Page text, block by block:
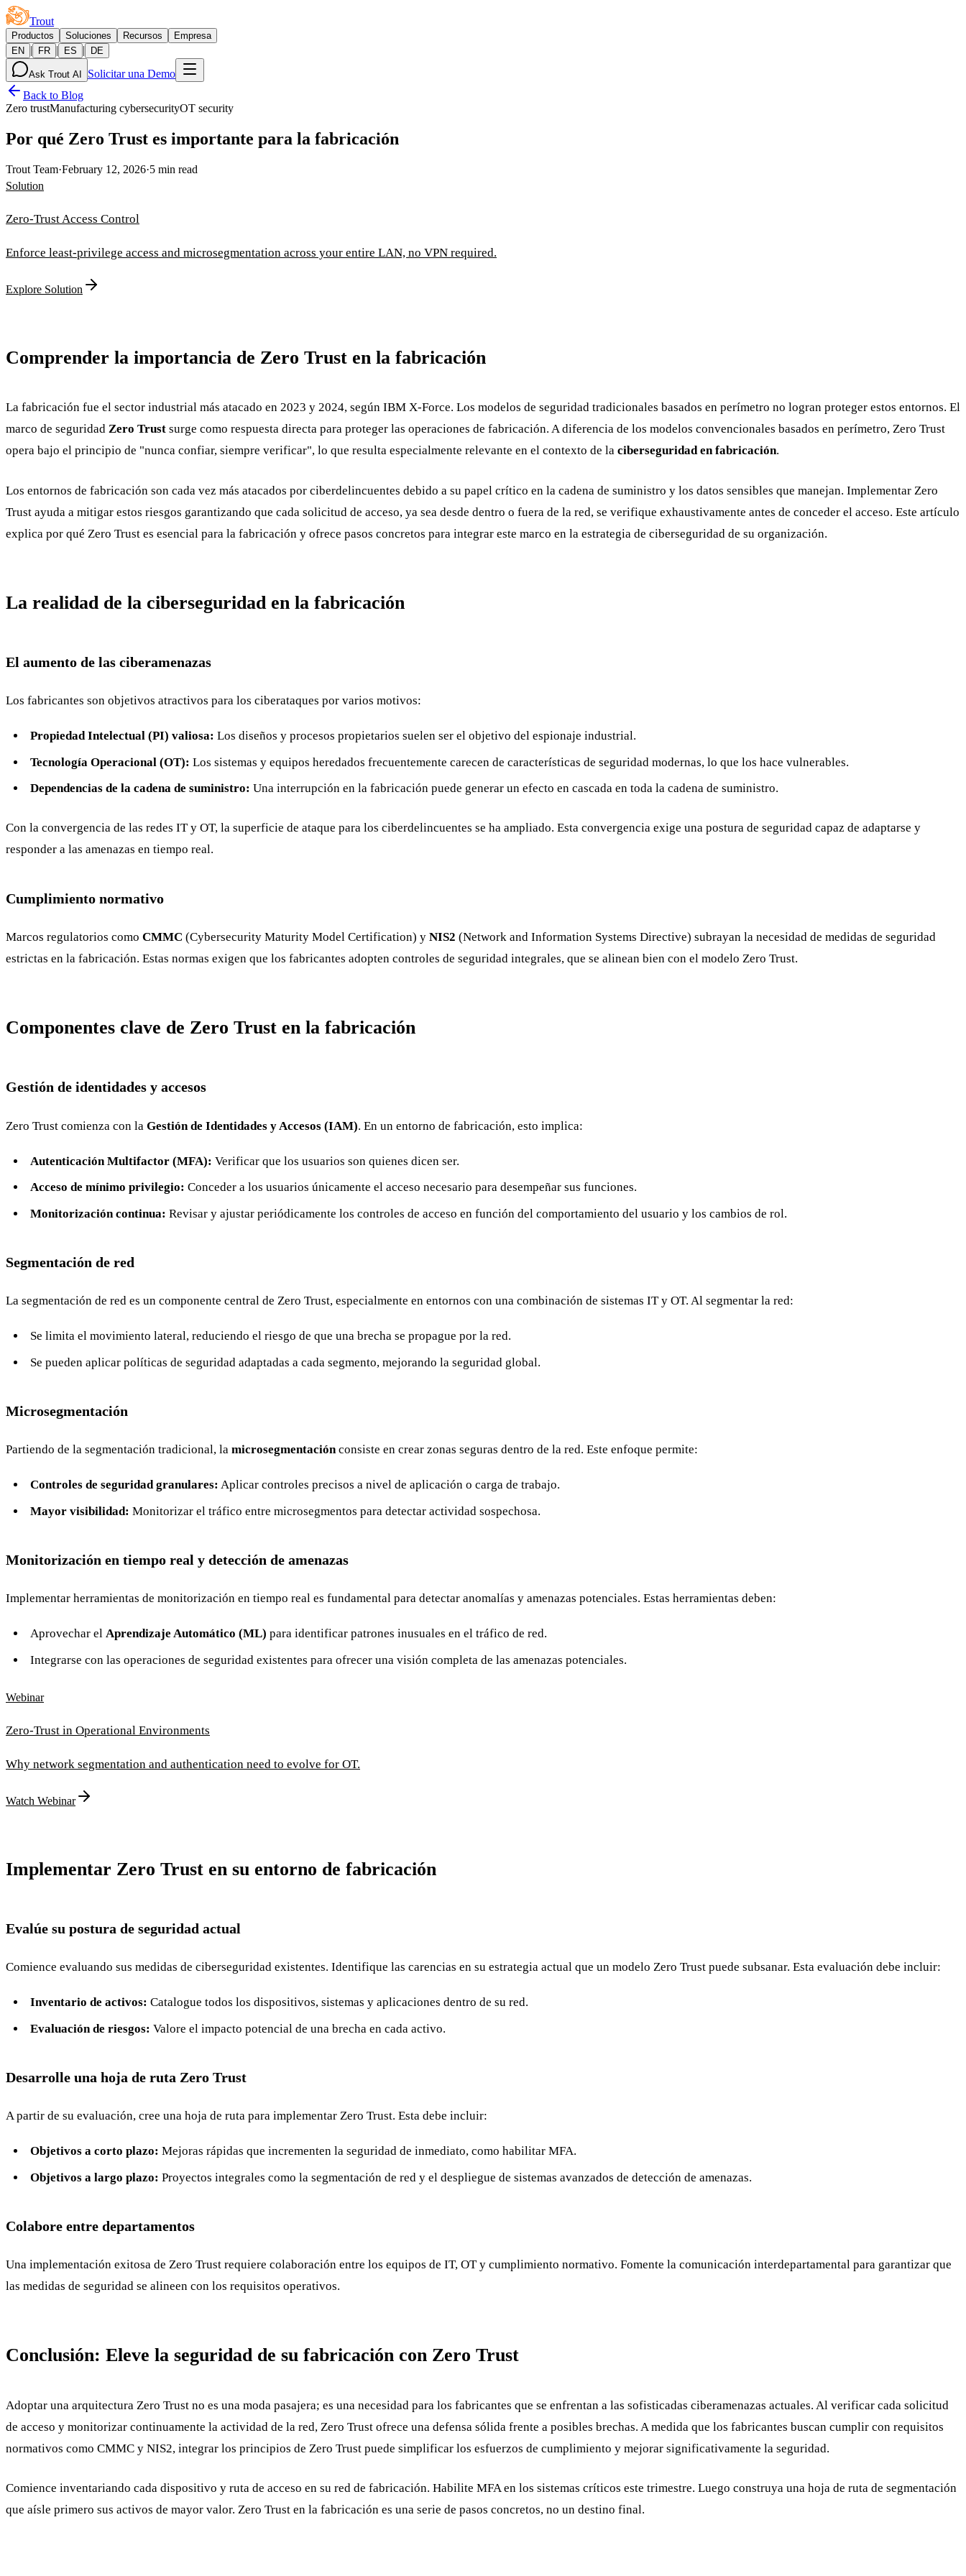
Trout
Productos Soluciones Recursos
Empresa
EN
| FR | ES | DE
Ask Trout AI
Solicitar una Demo
Back to Blog
Zero trustManufacturing cybersecurityOT security
Por qué Zero Trust es importante para la fabricación
Trout Team·February 12, 2026·5 min read
Solution
Zero-Trust Access Control
Enforce least-privilege access and microsegmentation across your entire LAN, no VPN required.
Explore Solution
Comprender la importancia de Zero Trust en la fabricación
La fabricación fue el sector industrial más atacado en 2023 y 2024, según IBM X-Force. Los modelos de seguridad tradicionales basados en perímetro no logran proteger estos entornos. El
marco de seguridad Zero Trust surge como respuesta directa para proteger las operaciones de fabricación. A diferencia de los modelos convencionales basados en perímetro, Zero Trust
opera bajo el principio de "nunca confiar, siempre verificar", lo que resulta especialmente relevante en el contexto de la ciberseguridad en fabricación.
Los entornos de fabricación son cada vez más atacados por ciberdelincuentes debido a su papel crítico en la cadena de suministro y los datos sensibles que manejan. Implementar Zero
Trust ayuda a mitigar estos riesgos garantizando que cada solicitud de acceso, ya sea desde dentro o fuera de la red, se verifique exhaustivamente antes de conceder el acceso. Este artículo
explica por qué Zero Trust es esencial para la fabricación y ofrece pasos concretos para integrar este marco en la estrategia de ciberseguridad de su organización.
La realidad de la ciberseguridad en la fabricación
El aumento de las ciberamenazas
Los fabricantes son objetivos atractivos para los ciberataques por varios motivos:
Propiedad Intelectual (PI) valiosa: Los diseños y procesos propietarios suelen ser el objetivo del espionaje industrial.
Tecnología Operacional (OT): Los sistemas y equipos heredados frecuentemente carecen de características de seguridad modernas, lo que los hace vulnerables.
Dependencias de la cadena de suministro: Una interrupción en la fabricación puede generar un efecto en cascada en toda la cadena de suministro.
Con la convergencia de las redes IT y OT, la superficie de ataque para los ciberdelincuentes se ha ampliado. Esta convergencia exige una postura de seguridad capaz de adaptarse y
responder a las amenazas en tiempo real.
Cumplimiento normativo
Marcos regulatorios como CMMC (Cybersecurity Maturity Model Certification) y NIS2 (Network and Information Systems Directive) subrayan la necesidad de medidas de seguridad
estrictas en la fabricación. Estas normas exigen que los fabricantes adopten controles de seguridad integrales, que se alinean bien con el modelo Zero Trust.
Componentes clave de Zero Trust en la fabricación
Gestión de identidades y accesos
Zero Trust comienza con la Gestión de Identidades y Accesos (IAM). En un entorno de fabricación, esto implica:
Autenticación Multifactor (MFA): Verificar que los usuarios son quienes dicen ser.
Acceso de mínimo privilegio: Conceder a los usuarios únicamente el acceso necesario para desempeñar sus funciones.
Monitorización continua: Revisar y ajustar periódicamente los controles de acceso en función del comportamiento del usuario y los cambios de rol.
Segmentación de red
La segmentación de red es un componente central de Zero Trust, especialmente en entornos con una combinación de sistemas IT y OT. Al segmentar la red:
Se limita el movimiento lateral, reduciendo el riesgo de que una brecha se propague por la red.
Se pueden aplicar políticas de seguridad adaptadas a cada segmento, mejorando la seguridad global.
Microsegmentación
Partiendo de la segmentación tradicional, la microsegmentaciónconsiste en crear zonas seguras dentro de la red. Este enfoque permite:
Controles de seguridad granulares: Aplicar controles precisos a nivel de aplicación o carga de trabajo.
Mayor visibilidad: Monitorizar el tráfico entre microsegmentos para detectar actividad sospechosa.
Monitorización en tiempo real y detección de amenazas
Implementar herramientas de monitorización en tiempo real es fundamental para detectar anomalías y amenazas potenciales. Estas herramientas deben:
Aprovechar el Aprendizaje Automático (ML) para identificar patrones inusuales en el tráfico de red.
Integrarse con las operaciones de seguridad existentes para ofrecer una visión completa de las amenazas potenciales.
Webinar
Zero-Trust in Operational Environments
Why network segmentation and authentication need to evolve for OT.
Watch Webinar
Implementar Zero Trust en su entorno de fabricación
Evalúe su postura de seguridad actual
Comience evaluando sus medidas de ciberseguridad existentes. Identifique las carencias en su estrategia actual que un modelo Zero Trust puede subsanar. Esta evaluación debe incluir:
Inventario de activos: Catalogue todos los dispositivos, sistemas y aplicaciones dentro de su red.
Evaluación de riesgos: Valore el impacto potencial de una brecha en cada activo.
Desarrolle una hoja de ruta Zero Trust
A partir de su evaluación, cree una hoja de ruta para implementar Zero Trust. Esta debe incluir:
Objetivos a corto plazo: Mejoras rápidas que incrementen la seguridad de inmediato, como habilitar MFA.
Objetivos a largo plazo: Proyectos integrales como la segmentación de red y el despliegue de sistemas avanzados de detección de amenazas.
Colabore entre departamentos
Una implementación exitosa de Zero Trust requiere colaboración entre los equipos de IT, OT y cumplimiento normativo. Fomente la comunicación interdepartamental para garantizar que
las medidas de seguridad se alineen con los requisitos operativos.
Conclusión: Eleve la seguridad de su fabricación con Zero Trust
Adoptar una arquitectura Zero Trust no es una moda pasajera; es una necesidad para los fabricantes que se enfrentan a las sofisticadas ciberamenazas actuales. Al verificar cada solicitud
de acceso y monitorizar continuamente la actividad de la red, Zero Trust ofrece una defensa sólida frente a posibles brechas. A medida que los fabricantes buscan cumplir con requisitos
normativos como CMMC y NIS2, integrar los principios de Zero Trust puede simplificar los esfuerzos de cumplimiento y mejorar significativamente la seguridad.
Comience inventariando cada dispositivo y ruta de acceso en su red de fabricación. Habilite MFA en los sistemas críticos este trimestre. Luego construya una hoja de ruta de segmentación
que aísle primero sus activos de mayor valor. Zero Trust en la fabricación es una serie de pasos concretos, no un destino final.